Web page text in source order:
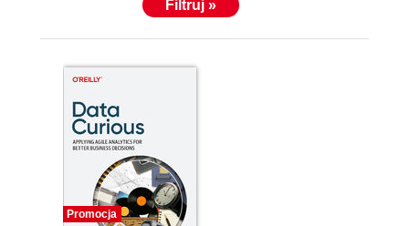
Filtruj »
Promocja